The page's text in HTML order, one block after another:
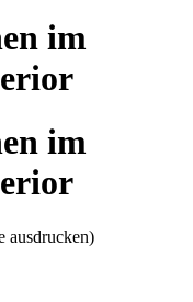
im
im
ausdrucken)